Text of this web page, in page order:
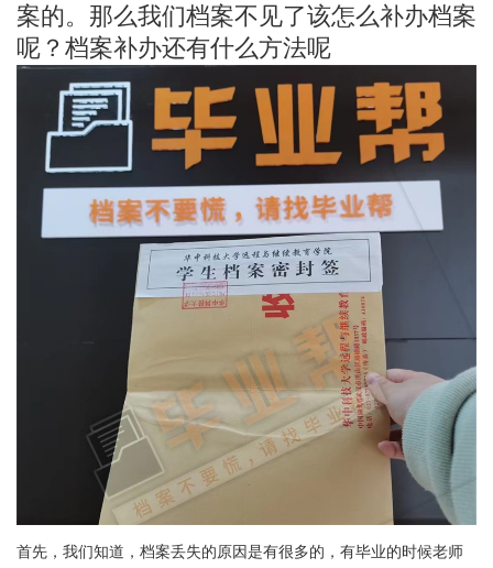
案的。那么我们档案不见了该怎么补办档案
呢？档案补办还有什么方法呢
首先，我们知道，档案丢失的原因是有很多的，有毕业的时候老师